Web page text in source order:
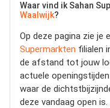
Waar vind ik Sahan
Waalwijk?
Op deze pagina zie je
Supermarkten filialen
de afstand tot jouw
actuele
waar de
deze vandaag open is.